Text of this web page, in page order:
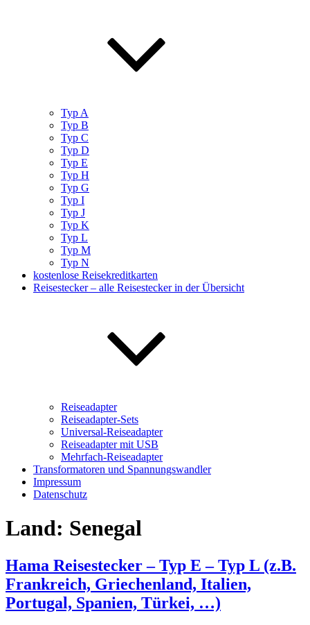
Typ A
Typ B
Typ C
Typ D
Typ E
Typ H
Typ G
Typ I
Typ J
Typ K
Typ L
Typ M
Typ N
kostenlose Reisekreditkarten
Reisestecker – alle Reisestecker in der Übersicht
Reiseadapter
Reiseadapter-Sets
Universal-Reiseadapter
Reiseadapter mit USB
Mehrfach-Reiseadapter
Transformatoren und Spannungswandler
Impressum
Datenschutz
Land: Senegal
Hama Reisestecker – Typ E – Typ L (z.B.
Frankreich, Griechenland, Italien,
Portugal, Spanien, Türkei, …)